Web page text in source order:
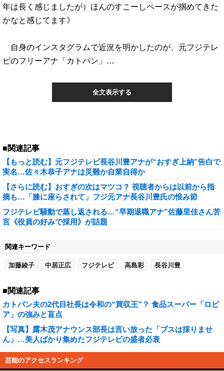
年は長く感じましたが）ほんのすこーしペースが掴めてきた
かなと感じてます》
自身のインスタグラムで近況を明かしたのが、元フジテレ
ビのフリーアナ「カトパン」…
全文表示する
■関連記事
【もっと読む】元フジテレビ長谷川豊アナが“おすぎ上納”告白で
実名…佐々木恭子アナは災難か自業自得か
【さらに読む】おすぎの次はマツコ？ 視聴者からは以前から指
摘も…「膝に座らされて」フジ元アナ長谷川豊氏の恨み節
フジテレビ騒動で蒸し返される…“早期退職アナ”佐藤里佳さん苦
言《役員の好みで採用》が話題
関連キーワード
加藤綾子 中居正広 フジテレビ 高島彩 長谷川豊
■関連記事
カトパン夫の2代目社長は令和の“買収王”？ 食品スーパー「ロピ
ア」の強みと盲点
【写真】露木茂アナウンス部長は言い放った「ブスは採りませ
ん」…美人ばかり集めたフジテレビの盛者必衰
芸能のアクセスランキング